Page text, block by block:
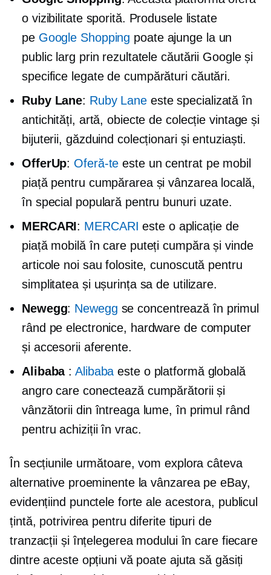
o vizibilitate sporită. Produsele listate
pe Google Shopping poate ajunge la un
public larg prin rezultatele căutării Google și
specifice legate de cumpărăturicăutări.
Ruby Lane: Ruby Lane este specializată în
antichități, artă, obiecte de colecție vintage și
bijuterii, găzduind colecționari și entuziaști.
OfferUp: Oferă-te este uncentrat pe mobil
piață pentru cumpărarea și vânzarea locală,
în special populară pentru bunuri uzate.
MERCARI: MERCARI este o aplicație de
piață mobilă în care puteți cumpăra și vinde
articole noi sau folosite, cunoscută pentru
simplitatea și ușurința sa de utilizare.
Newegg: Newegg se concentrează în primul
rând pe electronice, hardware de computer
și accesorii aferente.
Alibaba :Alibabaeste o platformă globală
angro care conectează cumpărătorii și
vânzătorii din întreaga lume, în primul rând
pentru achiziții în vrac.
În secțiunile următoare, vom explora câteva
alternative proeminente la vânzarea pe eBay,
evidențiind punctele forte ale acestora, publicul
țintă, potrivirea pentru diferite tipuri de
tranzacții și înțelegerea modului în care fiecare
dintre aceste opțiuni vă poate ajuta să găsiți